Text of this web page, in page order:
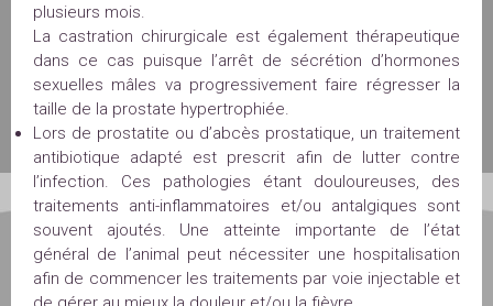
plusieurs mois.
La castration chirurgicale est également thérapeutique
dans ce cas puisque l’arrêt de sécrétion d’hormones
sexuelles mâles va progressivement faire régresser la
taille de la prostate hypertrophiée.
Lors de prostatite ou d’abcès prostatique, un traitement
antibiotique adapté est prescrit afin de lutter contre
l’infection. Ces pathologies étant douloureuses, des
traitements anti-inflammatoires et/ou antalgiques sont
souvent ajoutés. Une atteinte importante de l’état
général de l’animal peut nécessiter une hospitalisation
afin de commencer les traitements par voie injectable et